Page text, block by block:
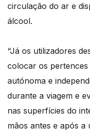
circulação do ar e
álcool.
“Já os utilizadores
colocar os
autónoma e
durante a viagem e
nas superfícies do
mãos antes e após a